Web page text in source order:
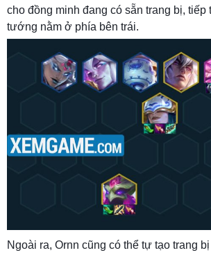
cho đồng minh đang có sẵn trang bị, tiếp
tướng nằm ở phía bên trái.
Ngoài ra, Ornn cũng có thể tự tạo trang